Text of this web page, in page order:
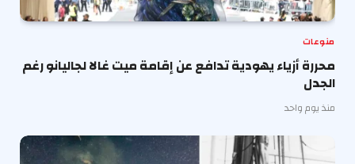
منوعات
محررة أزياء يهودية تدافع عن إقامة ميت غالا لجاليانو رغم
الجدل
منذ يوم واحد